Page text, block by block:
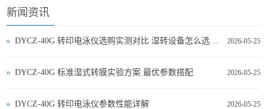
新闻资讯
2026-05-25
DYCZ-40G 转印电泳仪选购实测对比 湿转设备怎么选不踩坑
2026-05-25
DYCZ-40G 标准湿式转膜实验方案 最优参数搭配
2026-05-25
DYCZ-40G 转印电泳仪参数性能详解